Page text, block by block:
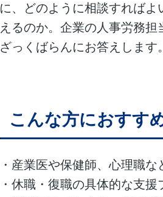
に、どのように相談すれば
えるのか。企業の人事労務
ざっくばらんにお答えします。
こんな方におすす
・産業医や保健師、心理職
・休職・復職の具体的な支